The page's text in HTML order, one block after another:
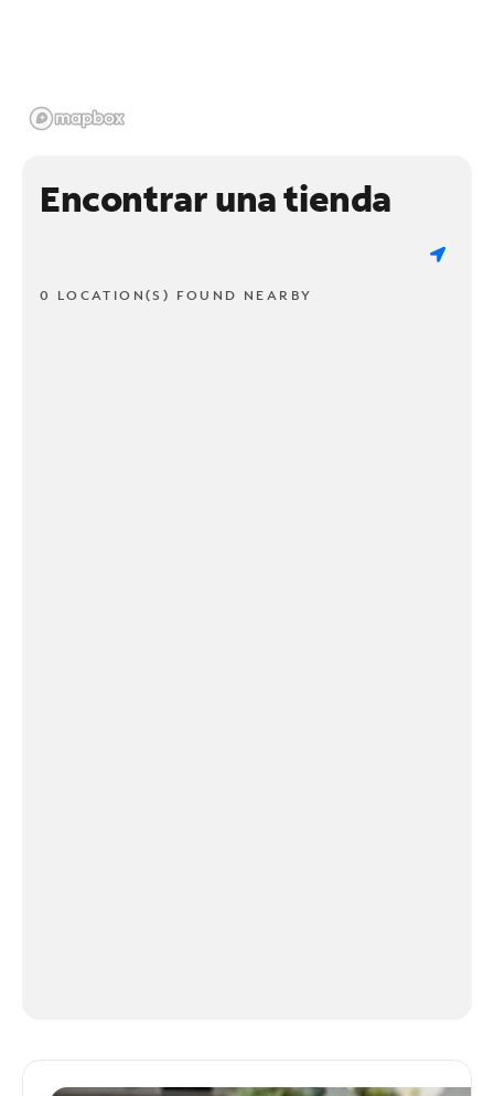
Encontrar una tienda
0 LOCATION(S) FOUND NEARBY